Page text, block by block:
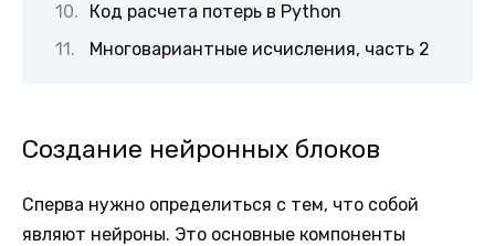
Код расчета потерь в Python
Многовариантные исчисления, часть 2
Создание нейронных блоков
Сперва нужно определиться с тем, что собой
являют нейроны. Это основные компоненты